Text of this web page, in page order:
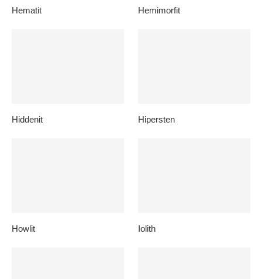
Hematit Hemimorfit
Hiddenit Hipersten
Howlit Iolith